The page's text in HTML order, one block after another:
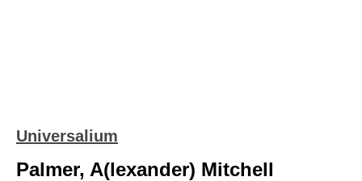
Universalium
Palmer, A(lexander) Mitchell